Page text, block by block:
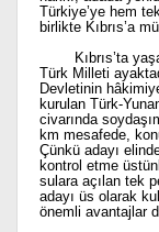
Türkiye’ye hem
birlikte Kıbrıs’a
Kıbrıs’ta
Türk Milleti
Devletinin
kurulan Türk-
civarında
km mesafede,
Çünkü adayı
kontrol etme
sulara açılan tek
adayı üs olarak
önemli avantajlar